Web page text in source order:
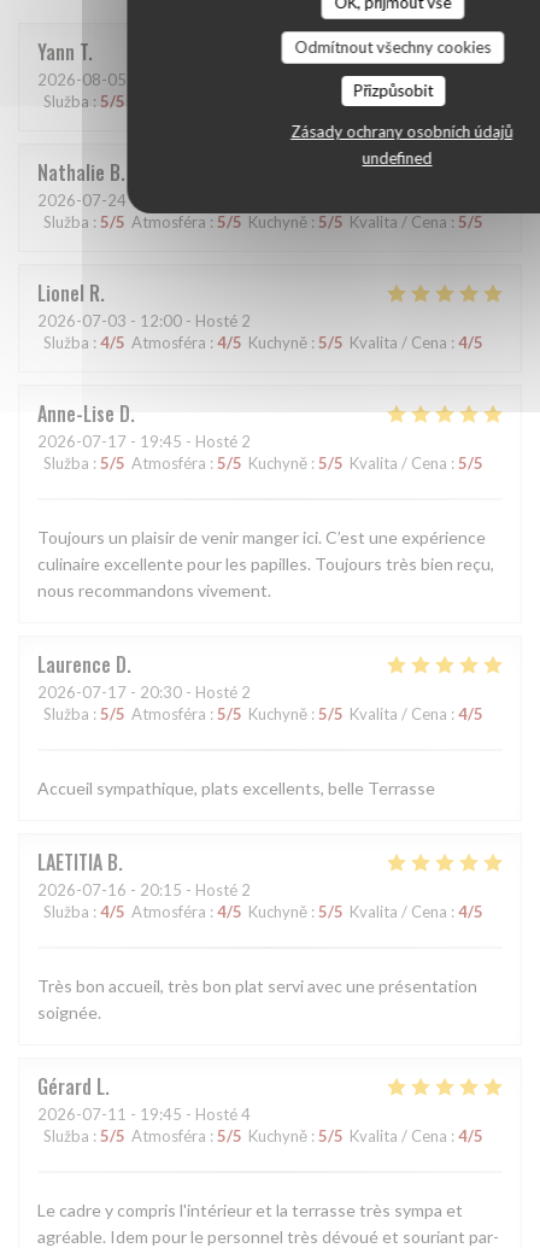
Odmítnout všechny cookies
Přizpůsobit
Zásady ochrany osobních údajů
undefined
Yann T
2026-08-05
Služba : 5/5 /5 Kvalita / Cena
Nathalie B
2026-07-24- 20:45 - Hosté 2
Služba : 5/5 Atmosféra : 5/5 Kuchyně : 5/5 Kvalita / Cena : 5/5
Lionel R
2026-07-03 - 12:00 - Hosté 2
Služba : 4/5 Atmosféra : 4/5 Kuchyně : 5/5 Kvalita / Cena : 4/5
Anne-Lise D
2026-07-17 - 19:45 - Hosté 2
Služba : 5/5 Atmosféra : 5/5 Kuchyně : 5/5 Kvalita / Cena : 5/5
Toujours un plaisir de venir manger ici. C’est une expérience
culinaire excellente pour les papilles. Toujours très bien reçu,
nous recommandons vivement.
Laurence D
2026-07-17 - 20:30 - Hosté 2
Služba : 5/5 Atmosféra : 5/5 Kuchyně : 5/5 Kvalita / Cena : 4/5
Accueil sympathique, plats excellents, belle Terrasse
LAETITIA B
2026-07-16 - 20:15 - Hosté 2
Služba : 4/5 Atmosféra : 4/5 Kuchyně : 5/5 Kvalita / Cena : 4/5
Très bon accueil, très bon plat servi avec une présentation
soignée.
Gérard L
2026-07-11 - 19:45 - Hosté 4
Služba : 5/5 Atmosféra : 5/5 Kuchyně : 5/5 Kvalita / Cena : 4/5
Le cadre y compris l'intérieur et la terrasse très sympa et
agréable. Idem pour le personnel très dévoué et souriant par-